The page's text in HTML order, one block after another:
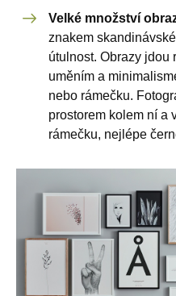
Velké množství
znakem
útulnost. Obrazy jdou
uměním a
nebo rámečku.
prostorem kolem ní a
rámečku, nejlépe